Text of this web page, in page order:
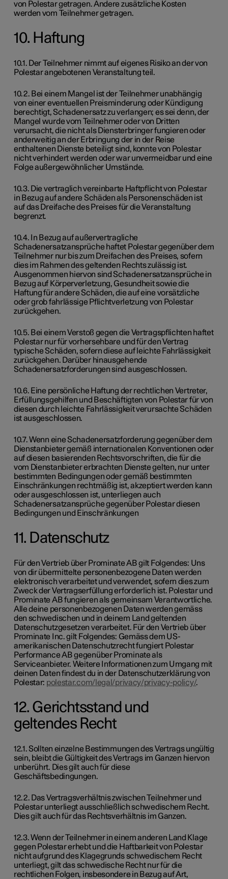
von Polestar getragen. Andere zusätzliche Kosten
werden vom Teilnehmer getragen.
10. Haftung
10.1. Der Teilnehmer nimmt auf eigenes Risiko an der von
Polestar angebotenen Veranstaltung teil.
10.2. Bei einem Mangel ist der Teilnehmer unabhängig
von einer eventuellen Preisminderung oder Kündigung
berechtigt, Schadenersatz zu verlangen; es sei denn, der
Mangel wurde vom Teilnehmer oder von Dritten
verursacht, die nicht als Diensterbringer fungieren oder
anderweitig an der Erbringung der in der Reise
enthaltenen Dienste beteiligt sind, konnte von Polestar
nicht verhindert werden oder war unvermeidbar und eine
Folge außergewöhnlicher Umstände.
10.3. Die vertraglich vereinbarte Haftpflicht von Polestar
in Bezug auf andere Schäden als Personenschäden ist
auf das Dreifache des Preises für die Veranstaltung
begrenzt.
10.4. In Bezug auf außervertragliche
Schadenersatzansprüche haftet Polestar gegenüber dem
Teilnehmer nur bis zum Dreifachen des Preises, sofern
dies im Rahmen des geltenden Rechts zulässig ist.
Ausgenommen hiervon sind Schadenersatzansprüche in
Bezug auf Körperverletzung, Gesundheit sowie die
Haftung für andere Schäden, die auf eine vorsätzliche
oder grob fahrlässige Pflichtverletzung von Polestar
zurückgehen.
10.5. Bei einem Verstoß gegen die Vertragspflichten haftet
Polestar nur für vorhersehbare und für den Vertrag
typische Schäden, sofern diese auf leichte Fahrlässigkeit
zurückgehen. Darüber hinausgehende
Schadenersatzforderungen sind ausgeschlossen.
10.6. Eine persönliche Haftung der rechtlichen Vertreter,
Erfüllungsgehilfen und Beschäftigten von Polestar für von
diesen durch leichte Fahrlässigkeit verursachte Schäden
ist ausgeschlossen.
10.7. Wenn eine Schadenersatzforderung gegenüber dem
Dienstanbieter gemäß internationalen Konventionen oder
auf diesen basierenden Rechtsvorschriften, die für die
vom Dienstanbieter erbrachten Dienste gelten, nur unter
bestimmten Bedingungen oder gemäß bestimmten
Einschränkungen rechtmäßig ist, akzeptiert werden kann
oder ausgeschlossen ist, unterliegen auch
Schadenersatzansprüche gegenüber Polestar diesen
Bedingungen und Einschränkungen
11. Datenschutz
Für den Vertrieb über Prominate AB gilt Folgendes: Uns
von dir übermittelte personenbezogene Daten werden
elektronisch verarbeitet und verwendet, sofern dies zum
Zweck der Vertragserfüllung erforderlich ist. Polestar und
Prominate AB fungieren als gemeinsam Verantwortliche.
Alle deine personenbezogenen Daten werden gemäss
den schwedischen und in deinem Land geltenden
Datenschutzgesetzen verarbeitet. Für den Vertrieb über
Prominate Inc. gilt Folgendes: Gemäss dem US-
amerikanischen Datenschutzrecht fungiert Polestar
Performance AB gegenüber Prominate als
Serviceanbieter. Weitere Informationen zum Umgang mit
deinen Daten findest du in der Datenschutzerklärung von
Polestar: polestar.com/legal/privacy/privacy-policy/.
12. Gerichtsstand und
geltendes Recht
12.1. Sollten einzelne Bestimmungen des Vertrags ungültig
sein, bleibt die Gültigkeit des Vertrags im Ganzen hiervon
unberührt. Dies gilt auch für diese
Geschäftsbedingungen.
12.2. Das Vertragsverhältnis zwischen Teilnehmer und
Polestar unterliegt ausschließlich schwedischem Recht.
Dies gilt auch für das Rechtsverhältnis im Ganzen.
12.3. Wenn der Teilnehmer in einem anderen Land Klage
gegen Polestar erhebt und die Haftbarkeit von Polestar
nicht aufgrund des Klagegrunds schwedischem Recht
unterliegt, gilt das schwedische Recht nur für die
rechtlichen Folgen, insbesondere in Bezug auf Art,